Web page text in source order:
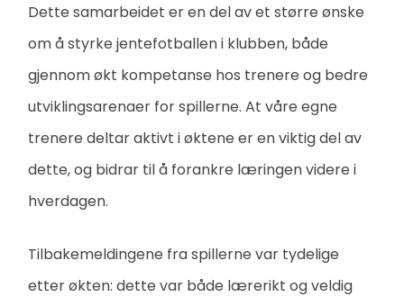
Dette samarbeidet er en del av et større ønske
om å styrke jentefotballen i klubben, både
gjennom økt kompetanse hos trenere og bedre
utviklingsarenaer for spillerne. At våre egne
trenere deltar aktivt i øktene er en viktig del av
dette, og bidrar til å forankre læringen videre i
hverdagen.
Tilbakemeldingene fra spillerne var tydelige
etter økten: dette var både lærerikt og veldig